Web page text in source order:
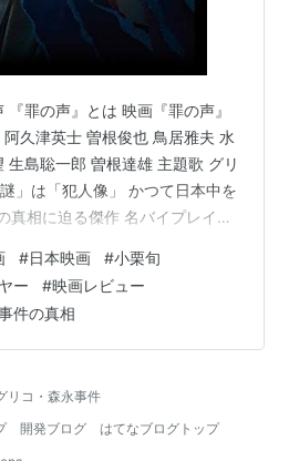
罪の声』とは 映画『罪の声』
久津英士 曽根俊也 鳥居雅夫 水
生島聡一郎 曽根達雄 主題歌 グリ
」は「犯人像」 かつて日本中を
真相に迫る傑作 名バイプレイヤ
とは 『罪の声』は、塩田武士先
年発表、講談社刊。 グリ
としている。 塩田氏は大学時代
係書籍を読み、脅迫電話に子ど
#日本映画 #小栗旬
ー #映画レビュー
件の真相
リコ・森永事件
開発ブログ
はてなブログトップ